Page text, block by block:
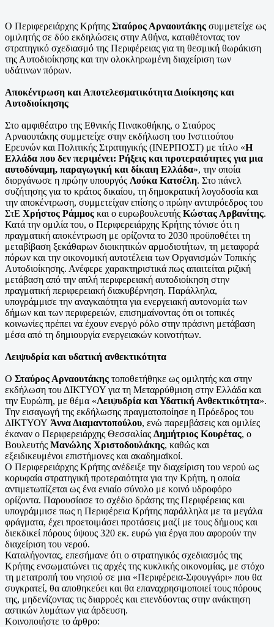
Ο Περιφερειάρχης Κρήτης Σταύρος Αρναουτάκης συμμετείχε ως
ομιλητής σε δύο εκδηλώσεις στην Αθήνα, καταθέτοντας τον
στρατηγικό σχεδιασμό της Περιφέρειας για τη θεσμική θωράκιση
της Αυτοδιοίκησης και την ολοκληρωμένη διαχείριση των
υδάτινων πόρων.
Αποκέντρωση και Αποτελεσματικότητα Διοίκησης και
Αυτοδιοίκησης
Στο αμφιθέατρο της Εθνικής Πινακοθήκης, ο Σταύρος
Αρναουτάκης συμμετείχε στην εκδήλωση του Ινστιτούτου
Ερευνών και Πολιτικής Στρατηγικής (ΙΝΕΡΠΟΣΤ) με τίτλο «Η
Ελλάδα που δεν περιμένει: Ρήξεις και προτεραιότητες για μια
αυτοδύναμη, παραγωγική και δίκαιη Ελλάδα», την οποία
διοργάνωσε η πρώην υπουργός Λούκα Κατσέλη. Στο πάνελ
συζήτησης για το κράτος δικαίου, τη δημοκρατική λογοδοσία και
την αποκέντρωση, συμμετείχαν επίσης ο πρώην αντιπρόεδρος του
ΣτΕ Χρήστος Ράμμος και ο ευρωβουλευτής Κώστας Αρβανίτης.
Κατά την ομιλία του, ο Περιφερειάρχης Κρήτης τόνισε ότι η
πραγματική αποκέντρωση με ορίζοντα το 2030 προϋποθέτει τη
μεταβίβαση ξεκάθαρων διοικητικών αρμοδιοτήτων, τη μεταφορά
πόρων και την οικονομική αυτοτέλεια των Οργανισμών Τοπικής
Αυτοδιοίκησης. Ανέφερε χαρακτηριστικά πως απαιτείται ριζική
μετάβαση από την απλή περιφερειακή αυτοδιοίκηση στην
πραγματική περιφερειακή διακυβέρνηση. Παράλληλα,
υπογράμμισε την αναγκαιότητα για ενεργειακή αυτονομία των
δήμων και των περιφερειών, επισημαίνοντας ότι οι τοπικές
κοινωνίες πρέπει να έχουν ενεργό ρόλο στην πράσινη μετάβαση
μέσα από τη δημιουργία ενεργειακών κοινοτήτων.
Λειψυδρία και υδατική ανθεκτικότητα
Ο Σταύρος Αρναουτάκης τοποθετήθηκε ως ομιλητής και στην
εκδήλωση του ΔΙΚΤΥΟΥ για τη Μεταρρύθμιση στην Ελλάδα και
την Ευρώπη, με θέμα «Λειψυδρία και Υδατική Ανθεκτικότητα».
Την εισαγωγή της εκδήλωσης πραγματοποίησε η Πρόεδρος του
ΔΙΚΤΥΟΥ Άννα Διαμαντοπούλου, ενώ παρεμβάσεις και ομιλίες
έκαναν ο Περιφερειάρχης Θεσσαλίας Δημήτριος Κουρέτας, ο
Βουλευτής Μανώλης Χριστοδουλάκης, καθώς και
εξειδικευμένοι επιστήμονες και ακαδημαϊκοί.
Ο Περιφερειάρχης Κρήτης ανέδειξε την διαχείριση του νερού ως
κορυφαία στρατηγική προτεραιότητα για την Κρήτη, η οποία
αντιμετωπίζεται ως ένα ενιαίο σύνολο με κοινό υδροφόρο
ορίζοντα. Παρουσίασε το σχέδιο δράσης της Περιφέρειας και
υπογράμμισε πως η Περιφέρεια Κρήτης παράλληλα με τα μεγάλα
φράγματα, έχει προετοιμάσει προτάσεις μαζί με τους δήμους και
διεκδικεί πόρους ύψους 320 εκ. ευρώ για έργα που αφορούν την
διαχείριση του νερού.
Καταλήγοντας, επεσήμανε ότι ο στρατηγικός σχεδιασμός της
Κρήτης ενσωματώνει τις αρχές της κυκλικής οικονομίας, με στόχο
τη μετατροπή του νησιού σε μια «Περιφέρεια-Σφουγγάρι» που θα
συγκρατεί, θα αποθηκεύει και θα επαναχρησιμοποιεί τους πόρους
της, μηδενίζοντας τις διαρροές και επενδύοντας στην ανάκτηση
αστικών λυμάτων για άρδευση.
Κοινοποιήστε το άρθρο: